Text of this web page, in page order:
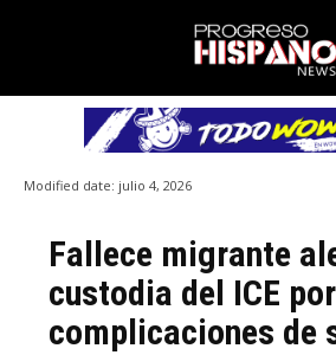
Modified date: julio 4, 2026
Fallece migrante
custodia del ICE por
complicaciones de